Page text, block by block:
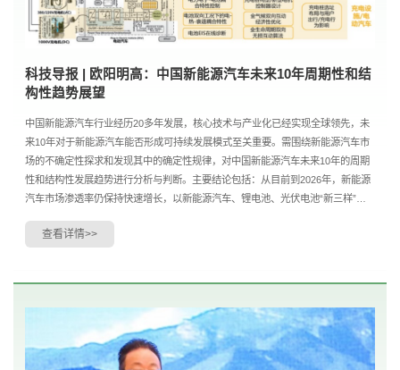
科技导报 | 欧阳明高：中国新能源汽车未来10年周期性和结
构性趋势展望
中国新能源汽车行业经历20多年发展，核心技术与产业化已经实现全球领先，未
来10年对于新能源汽车能否形成可持续发展模式至关重要。需围绕新能源汽车市
场的不确定性探求和发现其中的确定性规律，对中国新能源汽车未来10年的周期
性和结构性发展趋势进行分析与判断。主要结论包括：从目前到2026年，新能源
汽车市场渗透率仍保持快速增长，以新能源汽车、锂电池、光伏电池“新三样”为
查看详情>>